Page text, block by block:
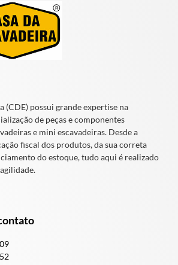
(CDE) possui grande expertise na
de peças e componentes
e mini escavadeiras. Desde a
fiscal dos produtos, da sua correta
do estoque, tudo aqui é realizado